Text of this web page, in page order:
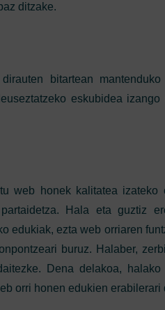
ditzake.
bitartean
eskubidea
web honek kalitatea
Hala eta guztiz
edukiak, ezta web orriaren
buruz. Halaber,
Dena delakoa,
orri honen edukien